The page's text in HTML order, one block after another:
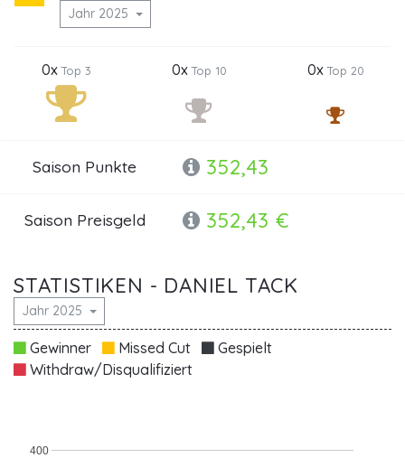
Jahr 2025
0xTop 3 0xTop 10 0xTop 20
Saison Punkte 352,43
Saison Preisgeld 352,43 €
STATISTIKEN - DANIEL TACK
Jahr 2025
Gewinner Missed Cut
Gespielt
Withdraw/Disqualifiziert
400